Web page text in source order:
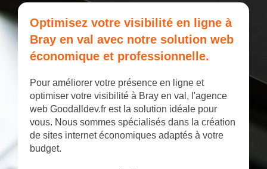
Optimisez votre visibilité en ligne à
Bray en val avec notre solution web
économique et professionnelle.
Pour améliorer votre présence en ligne et
optimiser votre visibilité à Bray en val, l'agence
web Goodalldev.fr est la solution idéale pour
vous. Nous sommes spécialisés dans la création
de sites internet économiques adaptés à votre
budget.